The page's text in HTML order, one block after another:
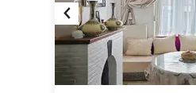
Previous